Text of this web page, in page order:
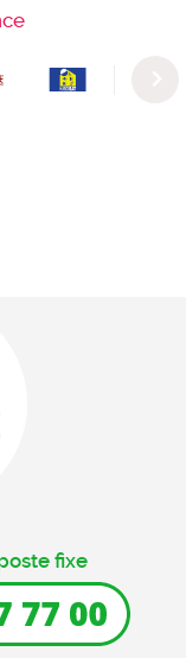
Next
fixe